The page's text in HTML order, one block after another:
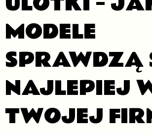
MODELE
SPRAWDZĄ
NAJLEPIEJ
TWOJEJ